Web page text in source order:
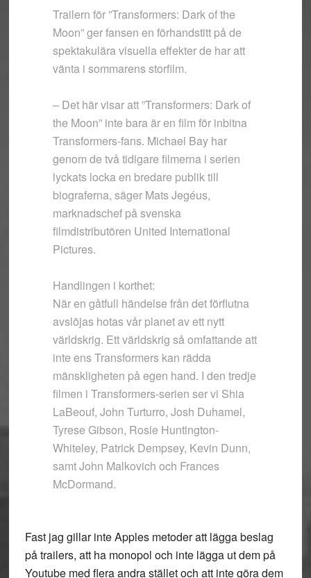
Trailern för ”Transformers: Dark of the
Moon” ger fansen en förhandstitt på de
spektakulära visuella effekter de har att
vänta i sommarens storfilm.
– Det här visar att ”Transformers: Dark of
the Moon” inte bara är en film för inbitna
Transformers-fans. Michael Bay har
genom de två tidigare filmerna i serien
lyckats locka en bredare publik till
biograferna, säger Mats Jegéus,
marknadschef på svenska
filmdistributören United International
Pictures.
Handlingen i korthet:
När en gåtfull händelse från det förflutna
avslöjas hotas vår planet av ett nytt
världskrig. Ett världskrig så omfattande att
inte ens Transformers kan rädda
mänskligheten på egen hand. I den tredje
filmen i Transformers-serien ser vi Shia
LaBeouf, John Turturro, Josh Duhamel,
Tyrese Gibson, Rosie Huntington-
Whiteley, Patrick Dempsey, Kevin Dunn,
samt John Malkovich och Frances
McDormand.
Fast jag gillar inte Apples metoder att lägga beslag
på trailers, att ha monopol och inte lägga ut dem på
Youtube med flera andra stället och att inte göra dem